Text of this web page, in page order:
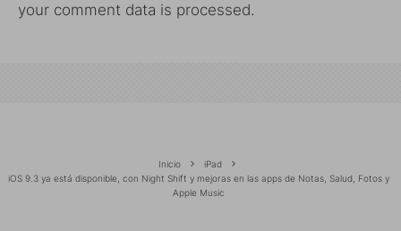
your comment data is processed.
Inicio
iPad
iOS 9.3 ya está disponible, con Night Shift y mejoras en las apps de Notas, Salud, Fotos y
Apple Music